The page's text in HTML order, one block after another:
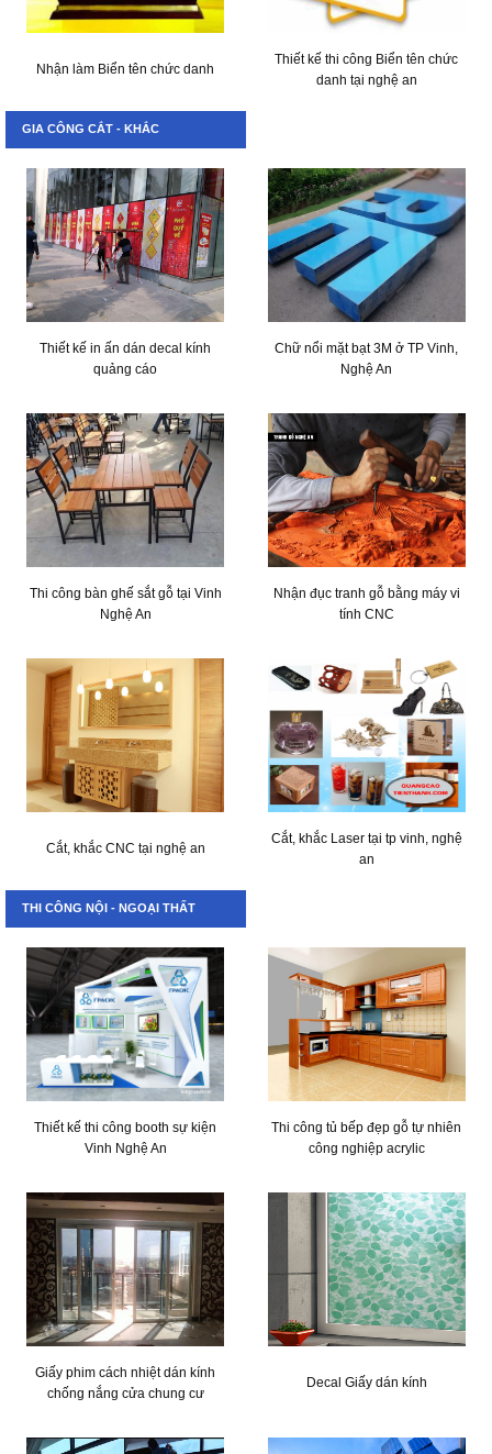
Nhận làm Biển tên chức danh
Thiết kế thi công Biển tên chức
danh tại nghệ an
GIA CÔNG CẮT - KHẮC
Thiết kế in ấn dán decal kính
quảng cáo
Chữ nổi mặt bạt 3M ở TP Vinh,
Nghệ An
Thi công bàn ghế sắt gỗ tại Vinh
Nghệ An
Nhận đục tranh gỗ bằng máy vi
tính CNC
Cắt, khắc CNC tại nghệ an
Cắt, khắc Laser tại tp vinh, nghệ
an
THI CÔNG NỘI - NGOẠI THẤT
Thiết kế thi công booth sự kiện
Vinh Nghệ An
Thi công tủ bếp đẹp gỗ tự nhiên
công nghiệp acrylic
Giấy phim cách nhiệt dán kính
chống nắng cửa chung cư
Decal Giấy dán kính